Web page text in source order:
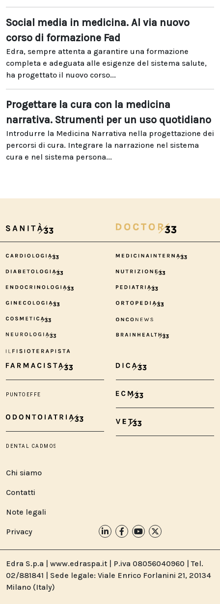
Social media in medicina. Al via nuovo
corso di formazione Fad
Edra, sempre attenta a garantire una formazione
completa e adeguata alle esigenze del sistema salute,
ha progettato il nuovo corso...
Progettare la cura con la medicina
narrativa. Strumenti per un uso quotidiano
Introdurre la Medicina Narrativa nella progettazione dei
percorsi di cura. Integrare la narrazione nel sistema
cura e nel sistema persona...
Chi siamo
Contatti
Note legali
Privacy
Edra S.p.a | www.edraspa.it | P.iva 08056040960 | Tel.
02/881841 | Sede legale: Viale Enrico Forlanini 21, 20134
Milano (Italy)